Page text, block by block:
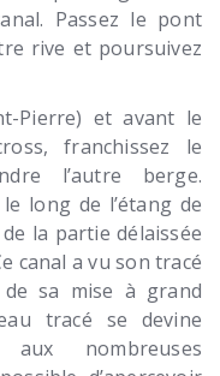
Passez le pont
rive et poursuivez
Pierre) et avant le
franchissez le
l’autre berge.
long de l’étang de
la partie délaissée
canal a vu son tracé
sa mise à grand
tracé se devine
nombreuses